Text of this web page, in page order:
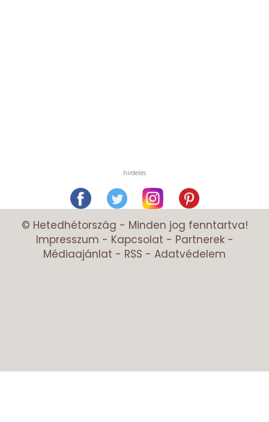
hirdetés
© Hetedhétország - Minden jog fenntartva!
Impresszum - Kapcsolat - Partnerek-
Médiaajánlat - RSS - Adatvédelem